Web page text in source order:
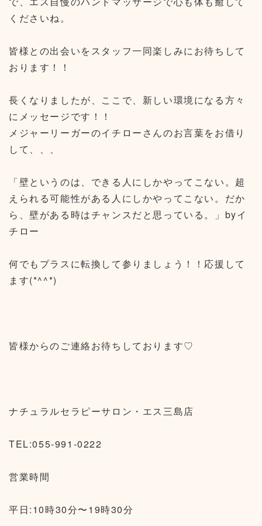
くださいね。
皆様との出会いをスタッフ一同楽しみにお待ちして
おります！！
長くなりましたが、ここで、新しい環境になる方々
にメッセージです！！
メジャーリーガーのイチローさんのお言葉をお借り
して、、、
「壁というのは、できる人にしかやってこない。超
えられる可能性がある人にしかやってこない。だか
ら、壁がある時はチャンスだと思っている。」byイ
チロー
何でもプラスに転換して参りましょう！！応援して
ます(*^^*)
皆様からのご連絡お待ちしております♡
ナチュラルセラピーサロン・エス三島店
TEL:055-991-0222
営業時間
平日:10時30分〜19時30分